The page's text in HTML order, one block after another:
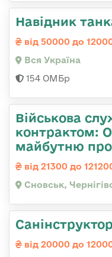
Навідник
від 50000 до
Вся Україна
154 ОМБр
Військова
контрактом:
майбутню
від 21300 до
Сновськ,
від 20000 до